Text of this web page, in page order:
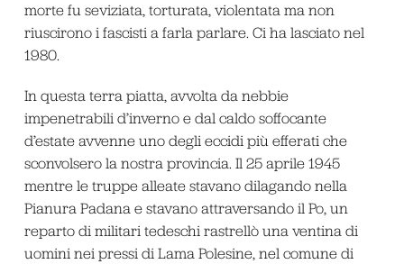
morte fu seviziata, torturata, violentata ma non
riuscirono i fascisti a farla parlare. Ci ha lasciato nel
1980.
In questa terra piatta, avvolta da nebbie
impenetrabili d’inverno e dal caldo soffocante
d’estate avvenne uno degli eccidi più efferati che
sconvolsero la nostra provincia. Il 25 aprile 1945
mentre le truppe alleate stavano dilagando nella
Pianura Padana e stavano attraversando il Po, un
reparto di militari tedeschi rastrellò una ventina di
uomini nei pressi di Lama Polesine, nel comune di